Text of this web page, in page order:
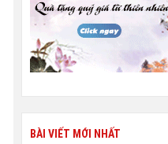
BÀI VIẾT MỚI NHẤT